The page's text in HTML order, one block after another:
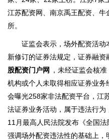
江苏配资网、南京禹王配资、
所。
证监会表示，场外配资活
新修订的证券法规定，证券融
股配资门户网 ，未经证监会核
机构或个人未取得相应证券业
会曝光258家非法配资平台，江
法证券业务活动，属于违法行
11月最高人民法院发布《全国
强调场外配资违法性的基础上